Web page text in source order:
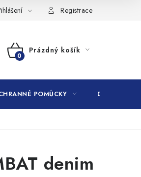
Registrace
NÁKUPNÍ
Prázdný košík
POMŮCKY DROGERIE
denim